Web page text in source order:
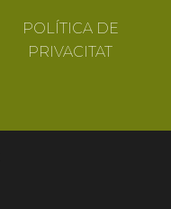
POLÍTICA DE
PRIVACITAT